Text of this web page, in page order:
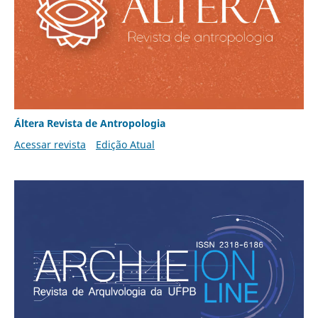
Áltera Revista de Antropologia
Acessar revista
Edição Atual